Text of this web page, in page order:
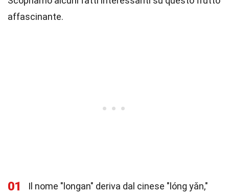
affascinante.
01
Il nome "longan" deriva dal cinese "lóng yǎn,"